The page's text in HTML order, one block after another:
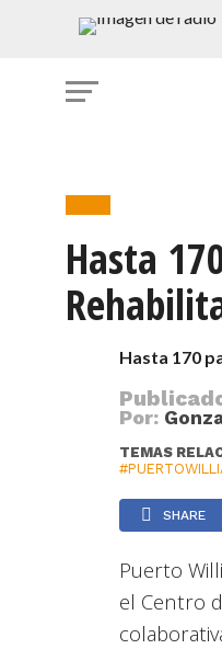
Salud
Hasta
Hasta 170
Por:
TEMAS
SHARE
Puerto
el Centro